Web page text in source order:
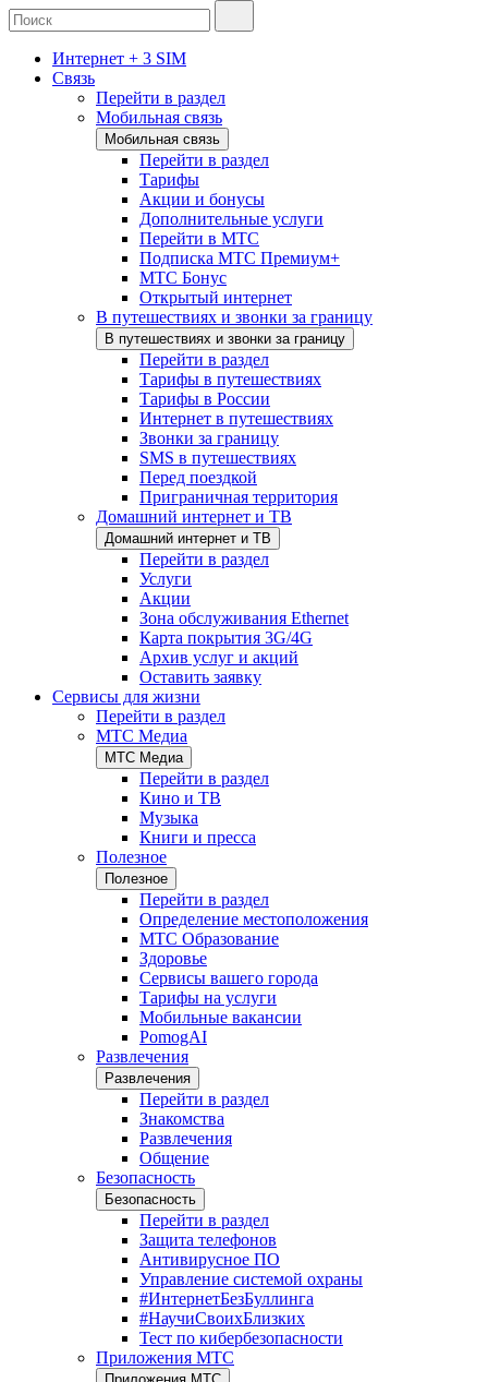
Интернет + 3 SIM
Связь
Перейти в раздел
Мобильная связь
Мобильная связь
Перейти в раздел
Тарифы
Акции и бонусы
Дополнительные услуги
Перейти в МТС
Подписка МТС Премиум+
МТС Бонус
Открытый интернет
В путешествиях и звонки за границу
В путешествиях и звонки за границу
Перейти в раздел
Тарифы в путешествиях
Тарифы в России
Интернет в путешествиях
Звонки за границу
SMS в путешествиях
Перед поездкой
Приграничная территория
Домашний интернет и ТВ
Домашний интернет и ТВ
Перейти в раздел
Услуги
Акции
Зона обслуживания Ethernet
Карта покрытия 3G/4G
Архив услуг и акций
Оставить заявку
Сервисы для жизни
Перейти в раздел
МТС Медиа
МТС Медиа
Перейти в раздел
Кино и ТВ
Музыка
Книги и пресса
Полезное
Полезное
Перейти в раздел
Определение местоположения
МТС Образование
Здоровье
Сервисы вашего города
Тарифы на услуги
Мобильные вакансии
PomogAI
Развлечения
Развлечения
Перейти в раздел
Знакомства
Развлечения
Общение
Безопасность
Безопасность
Перейти в раздел
Защита телефонов
Антивирусное ПО
Управление системой охраны
#ИнтернетБезБуллинга
#НаучиСвоихБлизких
Тест по кибербезопасности
Приложения МТС